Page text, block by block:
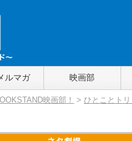
ルマガ 映画部
映画部！ > ひとことト